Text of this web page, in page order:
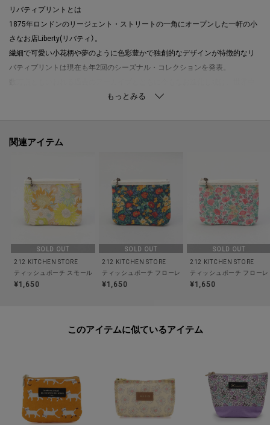
リバティプリントとは
1875年ロンドンのリージェント・ストリートの一角にオープンした一軒の小
さなお店Liberty(リバティ）。
繊細で可愛い小花柄や夢のように色彩豊かで独創的なデザインが特徴的なリ
バティプリントは現在も年2回のシーズナル・コレクションを発表。
から愛されているブランドです。
電子レンジ:--
オーブン:--
対応熱源:--
耐熱/耐冷温度:--
※照明の関係により、実際よりも色味が違って見える場合があります。ま
関連アイテム
SOLD OUT
212 KITCHEN STORE
ティッシュポーチ スモールスザンナ LM ＜フローレット・ロンドン＞
¥1,650
SOLD OUT
212 KITCHEN STORE
ティッシュポーチ フローレンス・メイ NA ＜フローレッ
¥1,650
SOLD OUT
212 KITCHEN STORE
ティッシュポーチ フロー
¥1,650
このアイテムに似ているアイテム